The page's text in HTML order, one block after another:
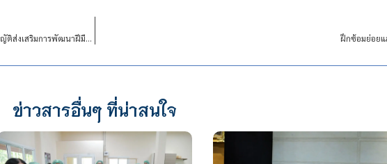
ครูสาขาไฟฟ้ากำลัง เข้าอบรมหลักสูตรการเป็นผู้ประเมินตามพระราชบัญญัติส่งเสริมการพัฒนาฝีมือแรงงาน ฝึกซ้อมย่อย
ข่าวสารอื่นๆ ที่น่าสนใจ